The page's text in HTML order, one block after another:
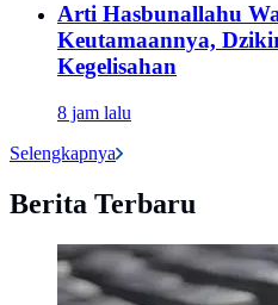
Arti Hasbunallahu
Keutamaannya,
Kegelisahan
8 jam lalu
Selengkapnya
Berita Terbaru